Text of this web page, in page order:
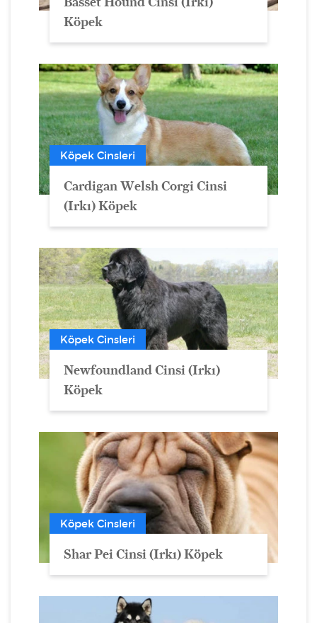
Köpek
Köpek Cinsleri
Cardigan Welsh Corgi Cinsi
(Irkı) Köpek
Köpek Cinsleri
Newfoundland Cinsi (Irkı)
Köpek
Köpek Cinsleri
Shar Pei Cinsi (Irkı) Köpek